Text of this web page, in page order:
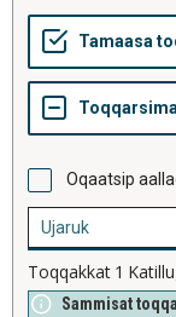
Oqaatsip
Toqqakkat 1
Sammisat